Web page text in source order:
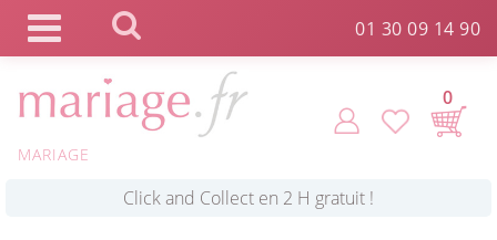
01 30 09 14 90
MARIAGE
0
Panneau de gestion des cookies